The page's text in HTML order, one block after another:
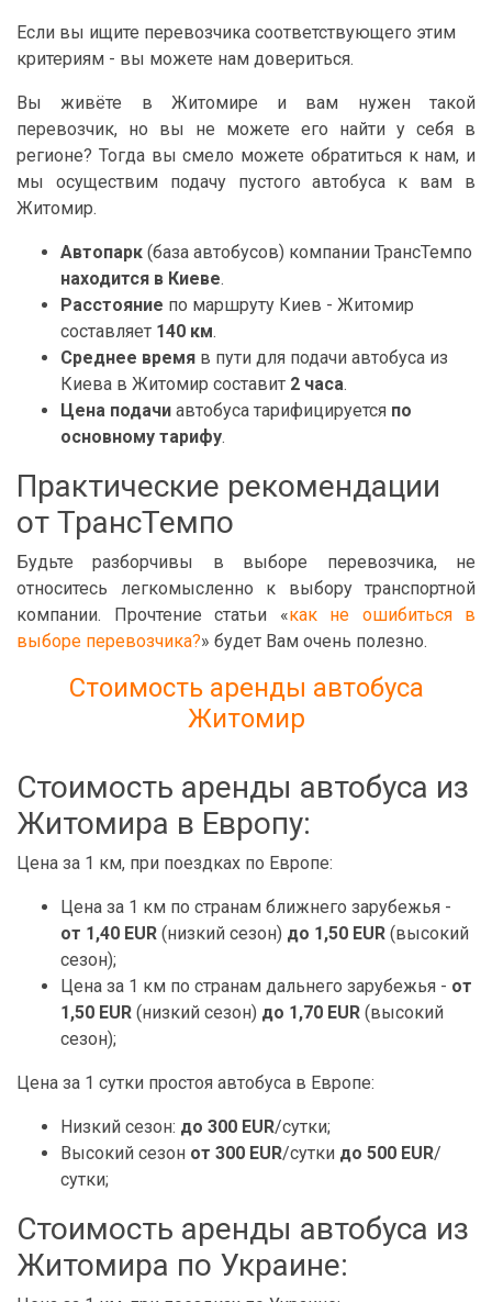
Если вы ищите перевозчика соответствующего этим
критериям - вы можете нам довериться.
Вы живёте в Житомире и вам нужен такой
перевозчик, но вы не можете его найти у себя в
регионе? Тогда вы смело можете обратиться к нам, и
мы осуществим подачу пустого автобуса к вам в
Житомир.
Автопарк (база автобусов) компании ТрансТемпо
находится в Киеве.
Расстояние по маршруту Киев - Житомир
составляет 140 км.
Среднее время в пути для подачи автобуса из
Киева в Житомир составит 2 часа.
Цена подачи автобуса тарифицируется по
основному тарифу.
Практические рекомендации
от ТрансТемпо
Будьте разборчивы в выборе перевозчика, не
относитесь легкомысленно к выбору транспортной
компании. Прочтение статьи «как не ошибиться в
выборе перевозчика?» будет Вам очень полезно.
Стоимость аренды автобуса
Житомир
Стоимость аренды автобуса из
Житомира в Европу:
Цена за 1 км, при поездках по Европе:
Цена за 1 км по странам ближнего зарубежья -
от 1,40 EUR (низкий сезон) до 1,50 EUR (высокий
сезон);
Цена за 1 км по странам дальнего зарубежья - от
1,50 EUR (низкий сезон) до 1,70 EUR (высокий
сезон);
Цена за 1 сутки простоя автобуса в Европе:
Низкий сезон: до 300 EUR/сутки;
Высокий сезон от 300 EUR/сутки до 500 EUR/
сутки;
Стоимость аренды автобуса из
Житомира по Украине: